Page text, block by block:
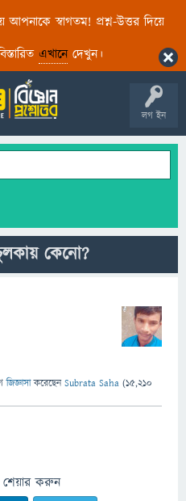
আপনাকে স্বাগতম! প্রশ্ন-উত্তর দিয়ে
এখানেদেখুন।
লগ ইন
কেনো?
জিজ্ঞাসাকরেছেনSubrata Saha (15,210
শেয়ার করুন